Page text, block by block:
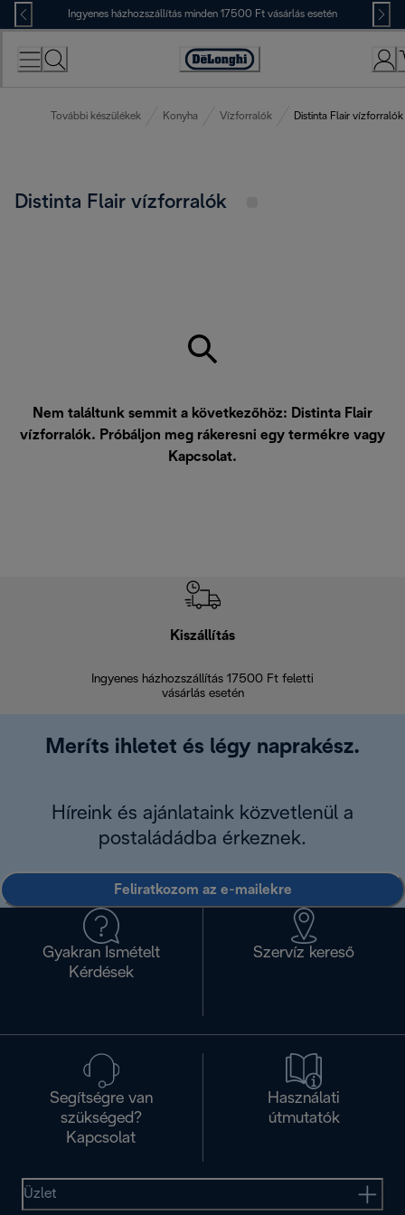
Skip
to
Content
Ingyenes házhozszállítás minden 17500 Ft vásárlás esetén
Accessibility
További készülékek Konyha Vízforralók Distinta Flair vízforralók
Distinta Flair vízforralók
Nem találtunk semmit a következőhöz: Distinta Flair
vízforralók. Próbáljon meg rákeresni egy termékre vagy
Kapcsolat.
Kiszállítás
Ingyenes házhozszállítás 17500 Ft feletti
vásárlás esetén
Meríts ihletet és légy naprakész.
Híreink és ajánlataink közvetlenül a
postaládádba érkeznek.
Feliratkozom az e-mailekre
Gyakran Ismételt
Kérdések
Szervíz kereső
Segítségre van
szükséged?
Kapcsolat
Használati
útmutatók
Üzlet